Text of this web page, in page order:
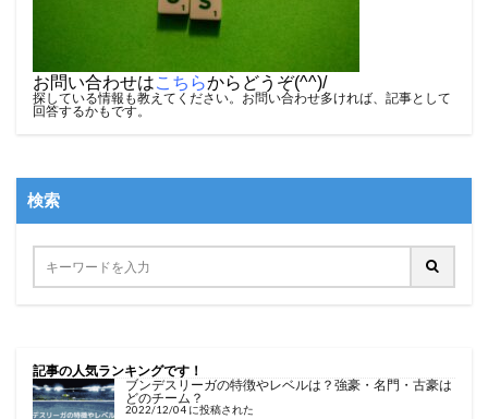
お問い合わせはこちらからどうぞ(^^)/
探している情報も教えてください。お問い合わせ多ければ、記事として
回答するかもです。
検索
記事の人気ランキングです！
ブンデスリーガの特徴やレベルは？強豪・名門・古豪は
どのチーム？
2022/12/04 に投稿された